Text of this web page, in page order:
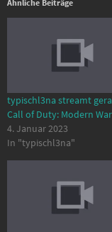
Ähnliche Beiträge
typischl3na streamt
Call of Duty: Modern
4. Januar 2023
In "typischl3na"